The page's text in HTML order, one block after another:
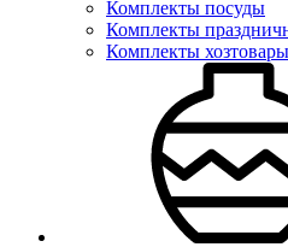
Комплекты посуды
Комплекты
Комплекты хозтовары